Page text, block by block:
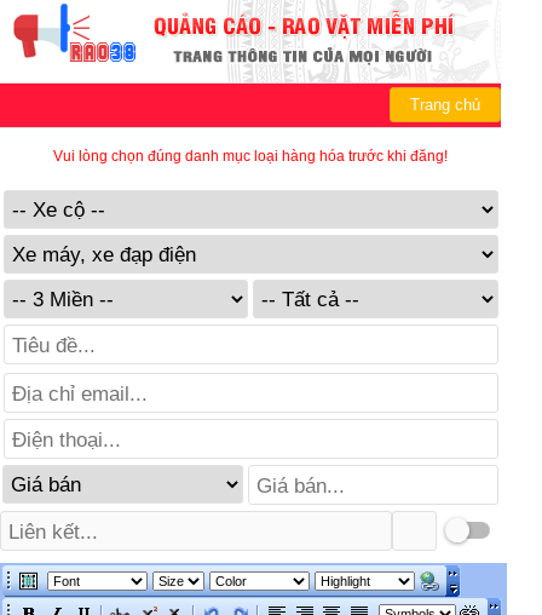
Trang chủ
Vui lòng chọn đúng danh mục loại hàng hóa trước khi đăng!